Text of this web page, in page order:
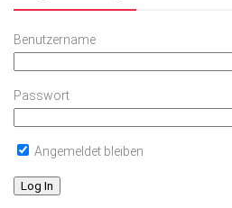
Benutzername
Passwort
Angemeldet bleiben